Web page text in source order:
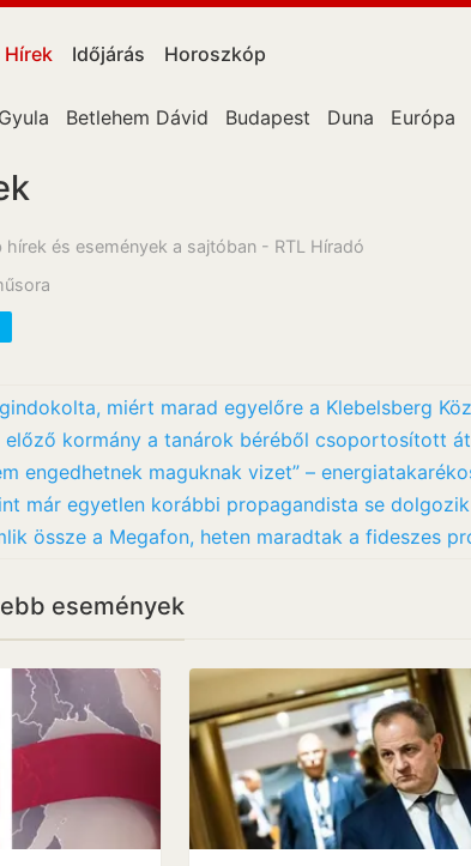
Hírek Időjárás Horoszkóp
Betlehem Dávid Budapest Duna Európa
hírek és események a sajtóban - RTL Híradó
miért marad egyelőre a Klebelsberg
események